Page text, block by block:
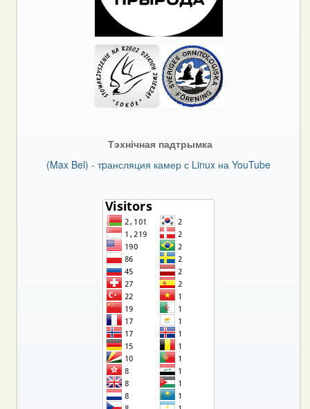
Тэхнічная падтрымка
(Max Bel) - тpансляция камер с Linux на YouTube